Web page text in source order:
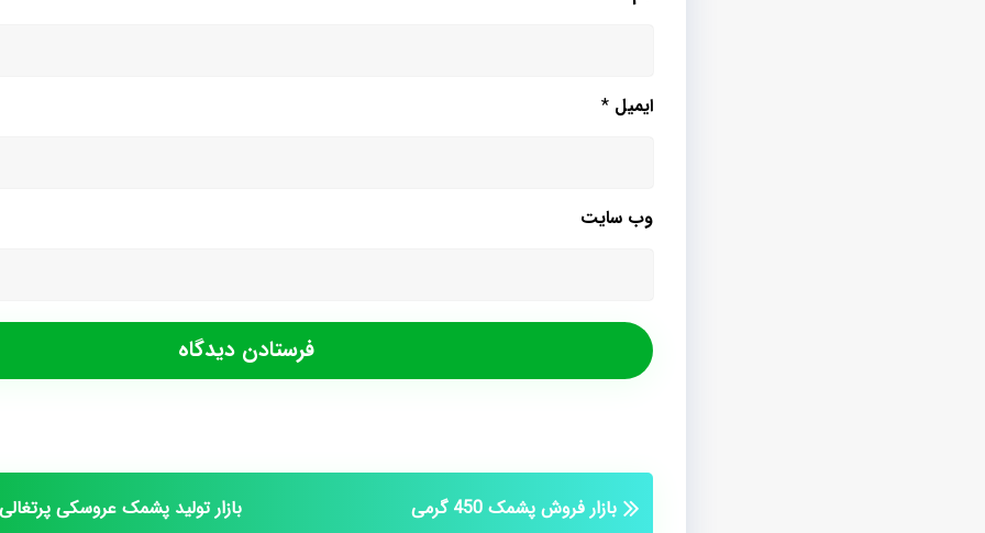
ایمیل *
وب‌ سایت
بازار فروش پشمک 450 گرمی بازار تولید پشمک عروسکی پرتغالی